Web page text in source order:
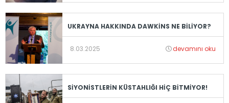
UKRAYNA HAKKINDA DAWKİNS NE BİLİYOR?
8.03.2025 devamını oku
SİYONİSTLERİN KÜSTAHLIĞI HİÇ BİTMİYOR!